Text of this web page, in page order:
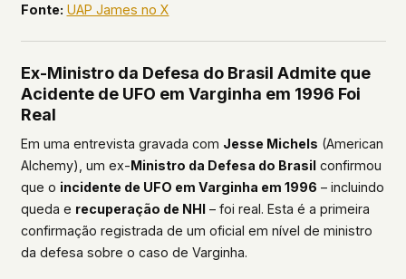
Fonte: UAP James no X
Ex-Ministro da Defesa do Brasil Admite que
Acidente de UFO em Varginha em 1996 Foi
Real
Em uma entrevista gravada com Jesse Michels (American
Alchemy), um ex-Ministro da Defesa do Brasilconfirmou
que o incidente de UFO em Varginha em 1996 – incluindo
queda e recuperação de NHI– foi real. Esta é a primeira
confirmação registrada de um oficial em nível de ministro
da defesa sobre o caso de Varginha.